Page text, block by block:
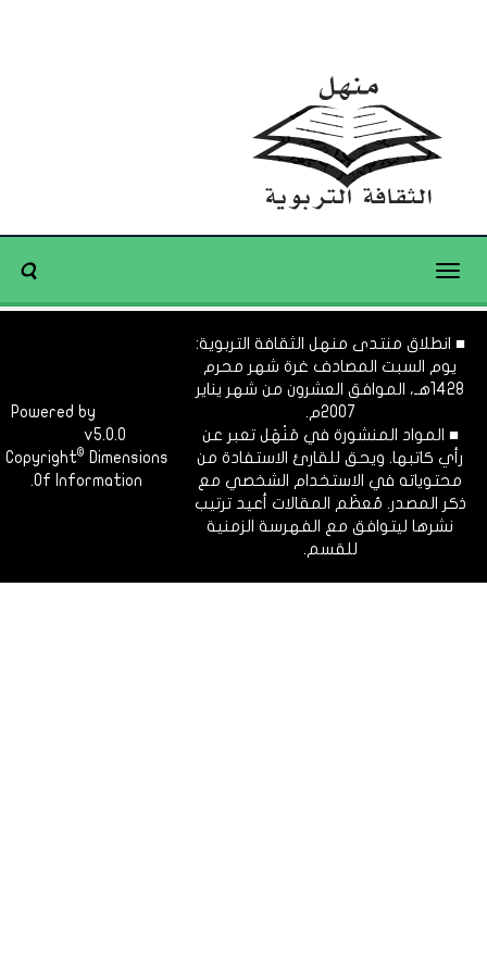
Toggle
■ انطلاق منتدى منهل الثقافة التربوية:
يوم السبت المصادف غرة شهر محرم
1428هـ، الموافق العشرون من شهر يناير
2007م.
■ المواد المنشورة في مَنْهَل تعبر عن
رأي كاتبها. ويحق للقارئ الاستفادة من
محتوياته في الاستخدام الشخصي مع
ذكر المصدر. مُعظَم المقالات أعيد ترتيب
نشرها ليتوافق مع الفهرسة الزمنية
للقسم.
Powered by
v5.0.0
Copyright©
Dimensions
Of Information.